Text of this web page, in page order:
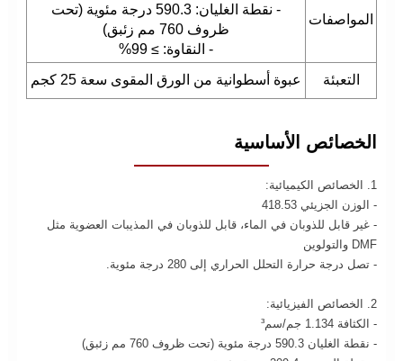
المواصفات
- نقطة الغليان: 590.3 درجة مئوية (تحت
ظروف 760 مم زئبق)
- النقاوة: ≥ 99%
التعبئة
عبوة أسطوانية من الورق المقوى سعة 25 كجم
الخصائص الأساسية
1. الخصائص الكيميائية:
- الوزن الجزيئي 418.53
- غير قابل للذوبان في الماء، قابل للذوبان في المذيبات العضوية مثل
DMF والتولوين
- تصل درجة حرارة التحلل الحراري إلى 280 درجة مئوية.
2. الخصائص الفيزيائية:
- الكثافة 1.134 جم/سم³
- نقطة الغليان 590.3 درجة مئوية (تحت ظروف 760 مم زئبق)